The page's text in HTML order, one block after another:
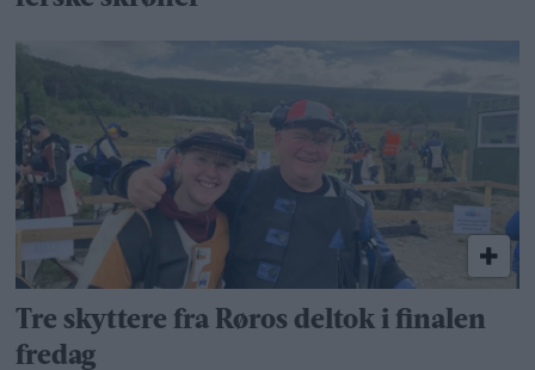
Tre skyttere fra Røros deltok i finalen
fredag